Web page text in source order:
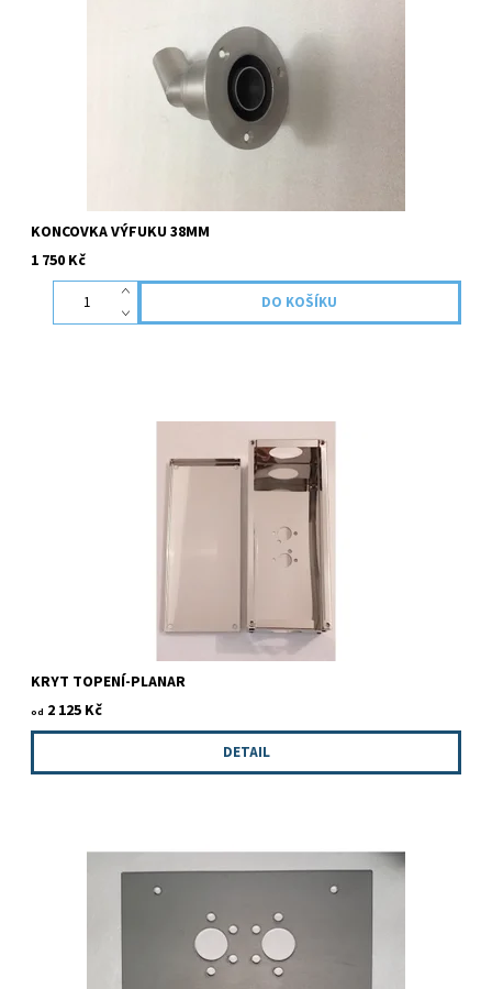
povětrnostním podmínkám a sladké/slané vodě.
KONCOVKA VÝFUKU 38MM
1 750 Kč
KRYT TOPENÍ-PLANAR
od 2 125 Kč
DETAIL
Podložka pro montáž topení PLANAR 2D,44D.